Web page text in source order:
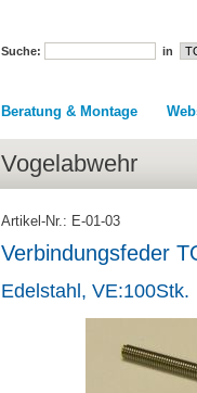
Suche: in
Beratung & Montage
Vogelabwehr
Artikel-Nr.: E-01-03
Verbindungsfeder
Edelstahl, VE:100Stk.